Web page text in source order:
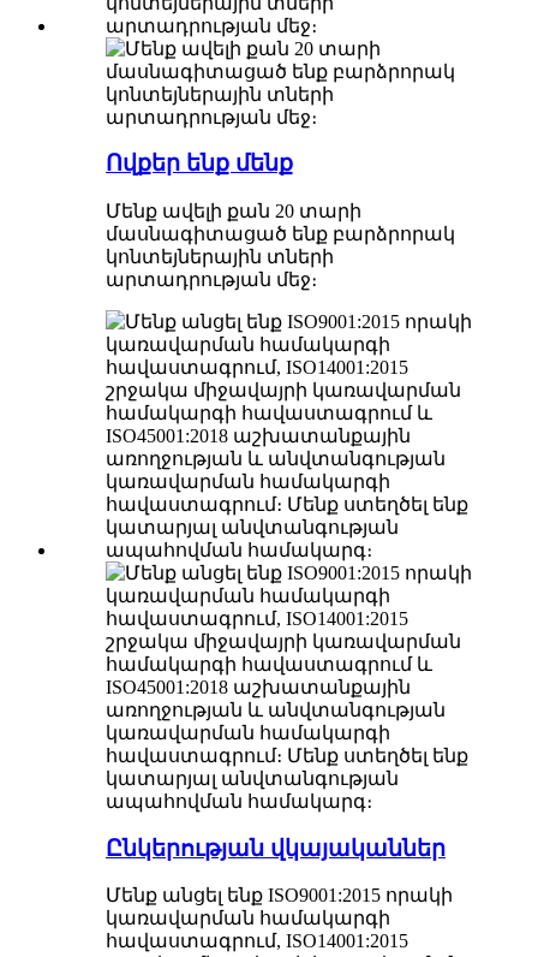
Ովքեր ենք մենք
Մենք ավելի քան 20 տարի
մասնագիտացած ենք բարձրորակ
կոնտեյներային տների
արտադրության մեջ։
Ընկերության վկայականներ
Մենք անցել ենք ISO9001:2015 որակի
կառավարման համակարգի
հավաստագրում, ISO14001:2015